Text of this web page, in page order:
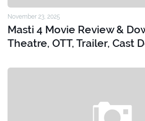
November 23, 2025
Masti 4 Movie Review &
Theatre, OTT, Trailer, Cast